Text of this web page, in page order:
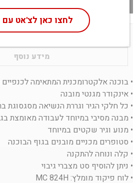
מידע נוסף
• בוכנה אלקטרומכנית המתאימה לכנפיים
• אינקודר מגנטי מובנה
• כל חלקי הגיר וגררת הנשיאה מסגסוגת
• מבנה מסיבי במיוחד לעבודה מאומצת
• מנוע וגיר שקטים במיוחד
• סטופרים מכניים מובנים בגוף הבוכנה
• קלה ונוחה להתקנה
• ניתן להוסיף סט מצברי גיבוי
• לוח פיקוד מומלץ: MC 824H
לחצו כאן לצ'אט עם